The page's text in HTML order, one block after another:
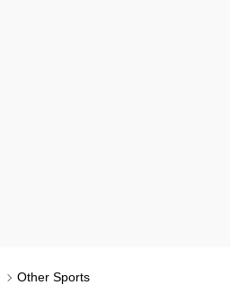
Other Sports